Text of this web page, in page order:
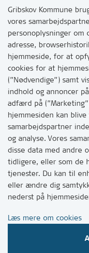
3200 Helsinge
Kontakt
Skriv til os via Digital
Har du brug for at
hvordan
Tip os om huller i
T:7249 6000
Bemærk: vi har
Links
Cookies
CVR, EAN og betaling
Gribskov Kommune
vores
personoplysninger om
adresse,
hjemmeside, for at
cookies for at
(”Nødvendige”) samt
indhold og annoncer
adfærd på
hjemmesiden kan
samarbejdspartner
og analyse. Vores
disse data med andre
tidligere, eller som de
tjenester. Du kan til
eller ændre dig
nederst på
Læs mere om cookies